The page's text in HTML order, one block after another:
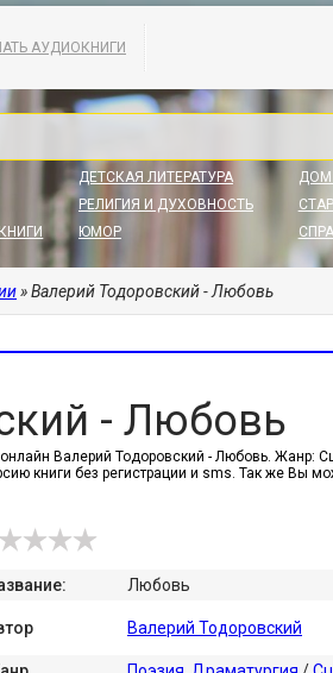
АУДИОКНИГИ
ДЕТСКАЯ ЛИТЕРАТУРА
РЕЛИГИЯ И ДУХОВНОСТЬ
ЮМОР
ДОМ
» Валерий Тодоровский - Любовь
- Любовь
Валерий Тодоровский - Любовь. Жанр:
книги без регистрации и sms. Так же Вы
Любовь
Валерий Тодоровский